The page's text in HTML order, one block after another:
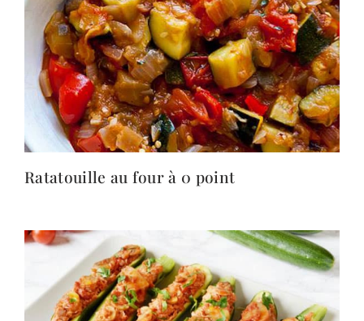
Ratatouille au four à 0 point